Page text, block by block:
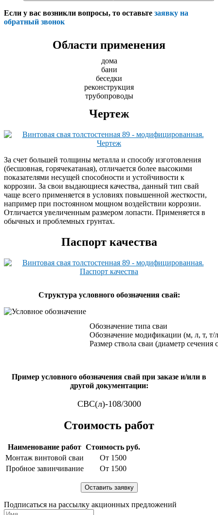
Если у вас возникли вопросы, то оставьте заявку на
обратный звонок
Области применения
дома
бани
беседки
реконструкция
трубопроводы
Чертеж
За счет большей толщины металла и способу изготовления
(бесшовная, горячекатаная), отличается более высокими
показателями несущей способности и устойчивости к
коррозии. За свои выдающиеся качества, данный тип свай
чаще всего применяется в условиях повышенной жесткости,
например при постоянном мощном воздействии коррозии.
Отличается увеличенным размером лопасти. Применяется в
обычных и проблемных грунтах.
Паспорт качества
Cтруктура условного обозначения свай:
Обозначение типа сваи
Обозначение модификации (м, л, т, т/
Размер ствола сваи (диаметр сечения
Пример условного обозначения свай при заказе и/или в
другой документации:
СВС(л)-108/3000
Стоимость работ
Наименование работ Стоимость руб.
Монтаж винтовой сваи
От 1500
Пробное завинчивание
От 1500
Подписаться на рассылку акционных предложений